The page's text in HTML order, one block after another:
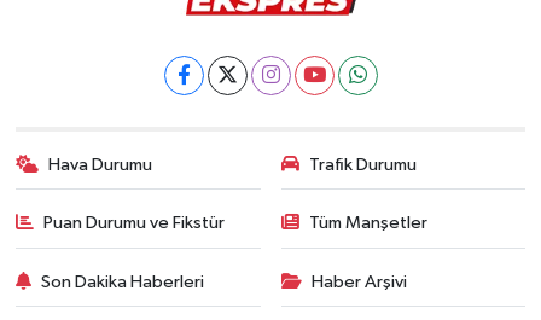
Hava Durumu Trafik Durumu
Puan Durumu ve Fikstür Tüm Manşetler
Son Dakika Haberleri Haber Arşivi